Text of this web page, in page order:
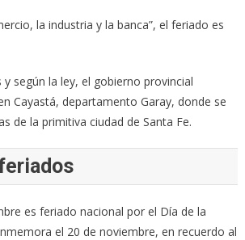
la industria y la banca”, el feriado es
según la ley, el gobierno provincial
Cayastá, departamento Garay, donde se
de la primitiva ciudad de Santa Fe.
es feriado nacional por el Día de la
el 20 de noviembre, en recuerdo al